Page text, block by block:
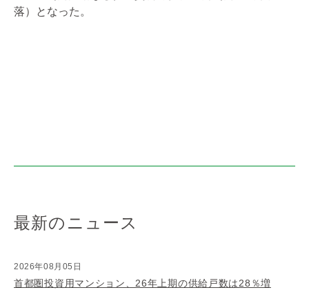
落）となった。
最新のニュース
2026年08月05日
首都圏投資用マンション、26年上期の供給戸数は28％増